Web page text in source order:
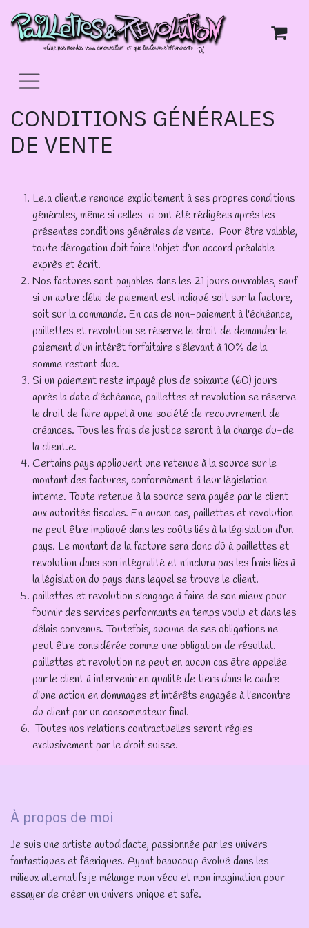
CONDITIONS GÉNÉRALES
DE VENTE
Le.a client.e renonce explicitement à ses propres conditions
générales, même si celles-ci ont été rédigées après les
présentes conditions générales de vente. Pour être valable,
toute dérogation doit faire l'objet d'un accord préalable
exprès et écrit.
Nos factures sont payables dans les 21 jours ouvrables, sauf
si un autre délai de paiement est indiqué soit sur la facture,
soit sur la commande. En cas de non-paiement à l'échéance,
paillettes et revolution se réserve le droit de demander le
paiement d'un intérêt forfaitaire s'élevant à 10% de la
somme restant due.
Si un paiement reste impayé plus de soixante (60) jours
après la date d'échéance, paillettes et revolution se réserve
le droit de faire appel à une société de recouvrement de
créances. Tous les frais de justice seront à la charge du-de
la client.e.
Certains pays appliquent une retenue à la source sur le
montant des factures, conformément à leur législation
interne. Toute retenue à la source sera payée par le client
aux autorités fiscales. En aucun cas, paillettes et revolution
ne peut être impliqué dans les coûts liés à la législation d'un
pays. Le montant de la facture sera donc dû à paillettes et
revolution dans son intégralité et n'inclura pas les frais liés à
la législation du pays dans lequel se trouve le client.
paillettes et revolution s'engage à faire de son mieux pour
fournir des services performants en temps voulu et dans les
délais convenus. Toutefois, aucune de ses obligations ne
peut être considérée comme une obligation de résultat.
paillettes et revolution ne peut en aucun cas être appelée
par le client à intervenir en qualité de tiers dans le cadre
d'une action en dommages et intérêts engagée à l'encontre
du client par un consommateur final.
Toutes nos relations contractuelles seront régies
exclusivement par le droit suisse.
À propos de moi
Je suis une artiste autodidacte, passionnée par les univers
fantastiques et féeriques. Ayant beaucoup évolué dans les
milieux alternatifs je mélange mon vécu et mon imagination pour
essayer de créer un univers unique et safe.